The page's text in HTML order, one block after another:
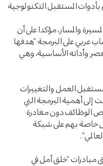
المستقبل التكنولوجية
والمسار، مؤكدا على أن
عربي على البرمجة “هدفها
وأداته الأساسية، وهي
العمل والتغييرات
إلى أهمية البرمجة التي
الوظائف دون مغادرة
خاصة بهم على شبكة
مبادرات “خلق أمل في